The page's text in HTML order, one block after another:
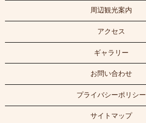
周辺観光案内
アクセス
ギャラリー
お問い合わせ
プライバシーポリシー
サイトマップ